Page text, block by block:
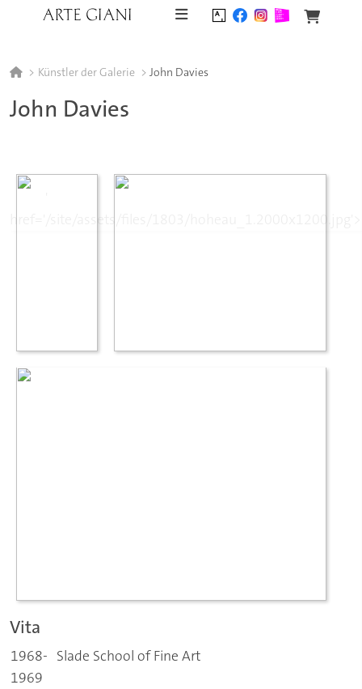
Skip to content
Künstler der Galerie John Davies
John Davies
Vita
1968-
1969
Slade School of Fine Art